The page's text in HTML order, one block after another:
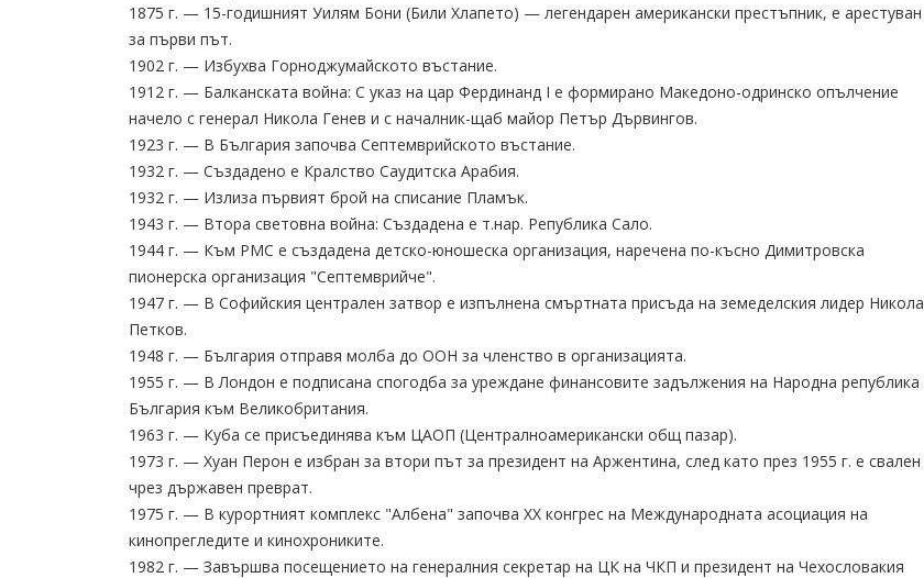
1875 г. — 15-годишният Уилям Бони (Били Хлапето) — легендарен американски престъпник, е арестуван
за първи път.
1902 г. — Избухва Горноджумайското въстание.
1912 г. — Балканската война: С указ на цар Фердинанд I е формирано Македоно-одринско опълчение
начело с генерал Никола Генев и с началник-щаб майор Петър Дървингов.
1923 г. — В България започва Септемврийското въстание.
1932 г. — Създадено е Кралство Саудитска Арабия.
1932 г. — Излиза първият брой на списание Пламък.
1943 г. — Втора световна война: Създадена е т.нар. Република Сало.
1944 г. — Към РМС е създадена детско-юношеска организация, наречена по-късно Димитровска
пионерска организация "Септемврийче".
1947 г. — В Софийския централен затвор е изпълнена смъртната присъда на земеделския лидер Никола
Петков.
1948 г. — България отправя молба до ООН за членство в организацията.
1955 г. — В Лондон е подписана спогодба за уреждане финансовите задължения на Народна република
България към Великобритания.
1963 г. — Куба се присъединява към ЦАОП (Централноамерикански общ пазар).
1973 г. — Хуан Перон е избран за втори път за президент на Аржентина, след като през 1955 г. е свален
чрез държавен преврат.
1975 г. — В курортният комплекс "Албена" започва XX конгрес на Международната асоциация на
кинопрегледите и кинохрониките.
1982 г. — Завършва посещението на генералния секретар на ЦК на ЧКП и президент на Чехословакия